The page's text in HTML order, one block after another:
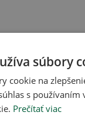
súbory
cookie na
s
Prečítať viac